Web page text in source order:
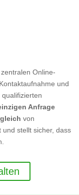
Online-
und
Anfrage
von
stellt sicher, dass